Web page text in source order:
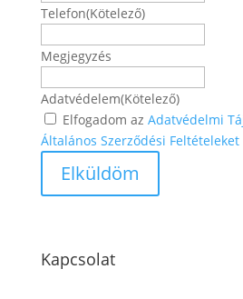
Telefon(Kötelező)
Megjegyzés
Adatvédelem(Kötelező)
Elfogadom az Adatvédelmi
Általános Szerződési Feltételeket
Kapcsolat